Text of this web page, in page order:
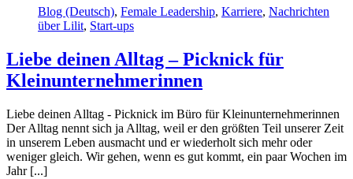
Blog (Deutsch), Female Leadership, Karriere, Nachrichten
über Lilit, Start-ups
Liebe deinen Alltag – Picknick für
Kleinunternehmerinnen
Liebe deinen Alltag - Picknick im Büro für Kleinunternehmerinnen
Der Alltag nennt sich ja Alltag, weil er den größten Teil unserer Zeit
in unserem Leben ausmacht und er wiederholt sich mehr oder
weniger gleich. Wir gehen, wenn es gut kommt, ein paar Wochen im
Jahr [...]